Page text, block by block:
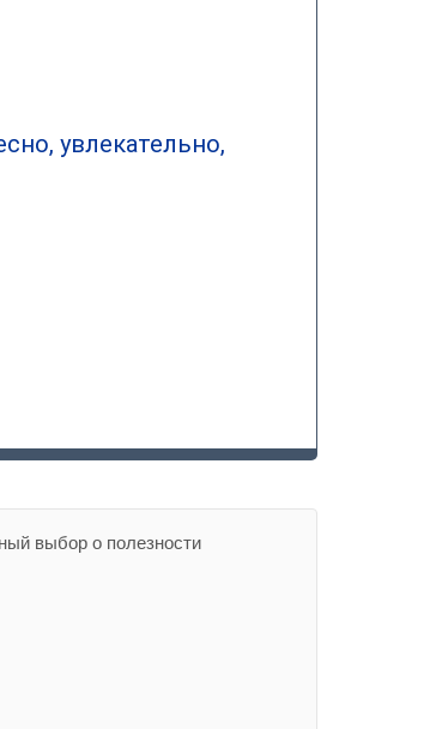
увлекательно,
выбор о полезности